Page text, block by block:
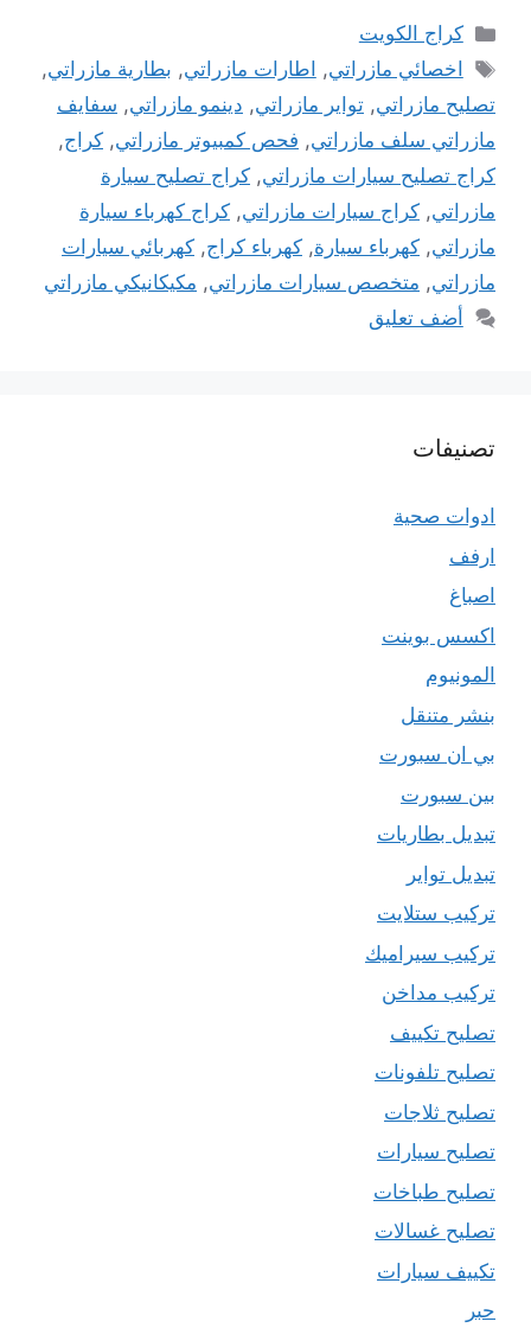
التصنيفات
كراج الكويت
الوسوم
اخصائي مازراتي, اطارات مازراتي, بطارية مازراتي,
تصليح مازراتي, تواير مازراتي, دينمو مازراتي, سفايف
مازراتي سلف مازراتي, فحص كمبيوتر مازراتي, كراج,
كراج تصليح سيارات مازراتي, كراج تصليح سيارة
مازراتي, كراج سيارات مازراتي, كراج كهرباء سيارة
مازراتي, كهرباء سيارة, كهرباء كراج, كهربائي سيارات
مازراتي, متخصص سيارات مازراتي, مكيكانيكي مازراتي
أضف تعليق
تصنيفات
ادوات صحية
ارفف
اصباغ
اكسس بوينت
المونيوم
بنشر متنقل
بي ان سبورت
بين سبورت
تبديل بطاريات
تبديل تواير
تركيب ستلايت
تركيب سيراميك
تركيب مداخن
تصليح تكييف
تصليح تلفونات
تصليح ثلاجات
تصليح سيارات
تصليح طباخات
تصليح غسالات
تكييف سيارات
حبر